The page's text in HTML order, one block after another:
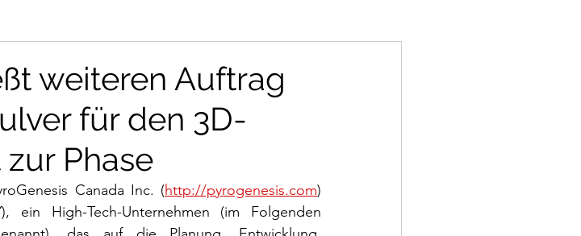
weiteren Auftrag
für den 3D-
Phase
Canada Inc. (http://pyrogenesis.com)
ein High-Tech-Unternehmen (im Folgenden